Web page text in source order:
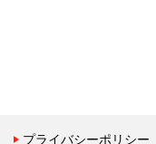
プライバシーポリシー